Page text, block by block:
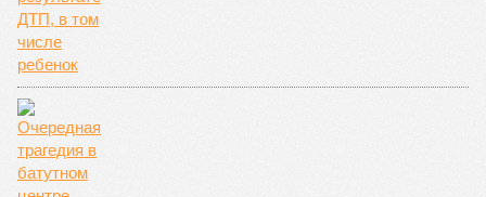
качества – лишь на 1,2%. Максимальный подъём цен
пришёлся на второй квартал 2025 года, что может быть
связано с укреплением спроса и сезонными факторами.
По
недвижимости в России в 2026 году ожидает стабильный,
но умеренный рост цен. Член комитета Совета Федерации
по бюджету и финансовым рынкам
отметила, что рост цен на новостройки будет находиться в